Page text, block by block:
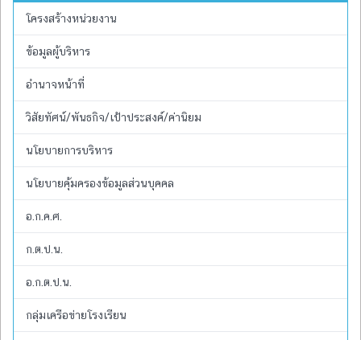
โครงสร้างหน่วยงาน
ข้อมูลผู้บริหาร
อำนาจหน้าที่
วิสัยทัศน์/พันธกิจ/เป้าประสงค์/ค่านิยม
นโยบายการบริหาร
นโยบายคุ้มครองข้อมูลส่วนบุคคล
อ.ก.ค.ศ.
ก.ต.ป.น.
อ.ก.ต.ป.น.
กลุ่มเครือข่ายโรงเรียน